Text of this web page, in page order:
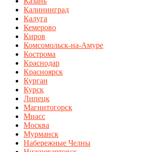
Калининград
Калуга
Кемерово
Киров
Комсомольск-на-Амуре
Кострома
Краснодар
Красноярск
Курган
Курск
Липецк
Магнитогорск
Миасс
Москва
Мурманск
Набережные Челны